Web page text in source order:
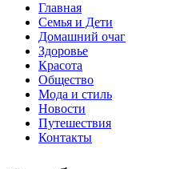
Главная
Семья и Дети
Домашний очаг
Здоровье
Красота
Общество
Мода и стиль
Новости
Путешествия
Контакты